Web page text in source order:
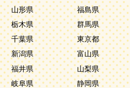
山形県
福島県
栃木県
群馬県
千葉県
東京都
新潟県
富山県
福井県
山梨県
岐阜県
静岡県